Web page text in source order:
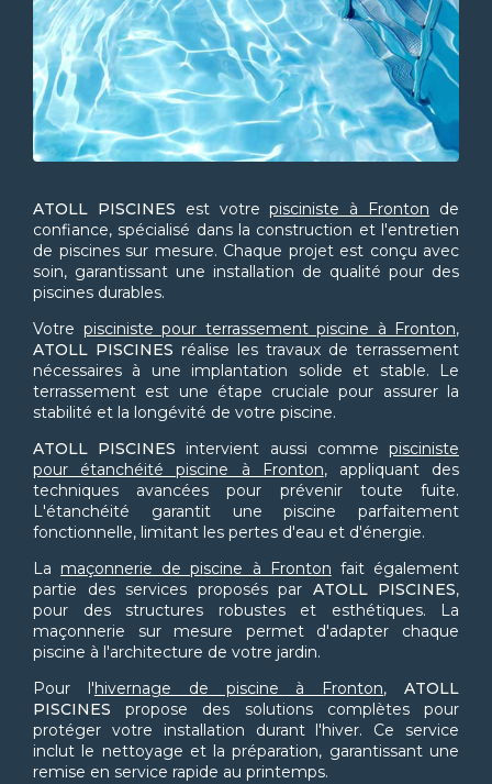
ATOLL PISCINES est votrepisciniste à Fronton de
confiance, spécialisé dans la construction et l'entretien
de piscines sur mesure. Chaque projet est conçu avec
soin, garantissant une installation de qualité pour des
piscines durables.
Votre pisciniste pour terrassement piscine à Fronton,
ATOLL PISCINES réalise les travaux de terrassement
nécessaires à une implantation solide et stable. Le
terrassement est une étape cruciale pour assurer la
stabilité et la longévité de votre piscine.
ATOLL PISCINES intervient aussi commepisciniste
pour étanchéité piscine à Fronton, appliquant des
techniques avancées pour prévenir toute fuite.
L'étanchéité garantit une piscine parfaitement
fonctionnelle, limitant les pertes d'eau et d'énergie.
La maçonnerie de piscine à Fronton fait également
partie des services proposés par ATOLL PISCINES,
pour des structures robustes et esthétiques. La
maçonnerie sur mesure permet d'adapter chaque
piscine à l'architecture de votre jardin.
Pour l'hivernage de piscine à Fronton,ATOLL
PISCINES propose des solutions complètes pour
protéger votre installation durant l'hiver. Ce service
inclut le nettoyage et la préparation, garantissant une
remise en service rapide au printemps.